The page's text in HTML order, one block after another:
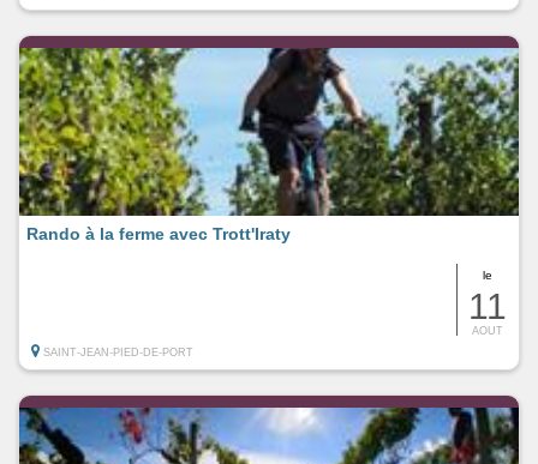
le
11
AOUT
Rando à la ferme avec Trott'Iraty
SAINT-JEAN-PIED-DE-PORT